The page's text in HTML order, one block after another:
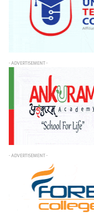
- ADVERTISEMENT -
- ADVERTISEMENT -